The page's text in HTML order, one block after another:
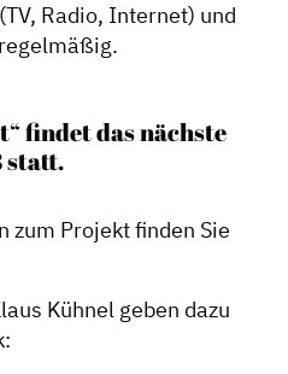
Radio, Internet) und
findet das nächste
statt.
Projekt finden Sie
Kühnel geben dazu